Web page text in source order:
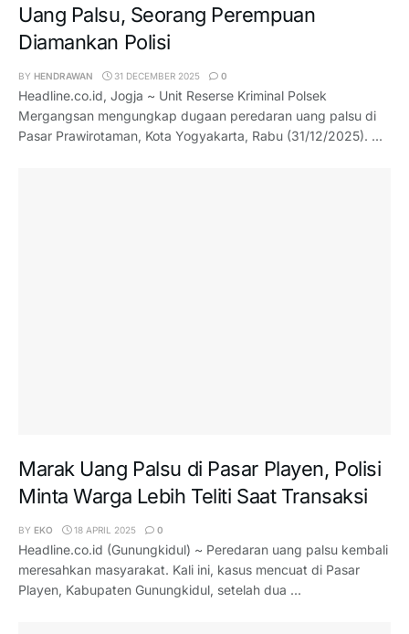
Uang Palsu, Seorang Perempuan
Diamankan Polisi
BY HENDRAWAN 31 DECEMBER 2025 0
Headline.co.id, Jogja ~ Unit Reserse Kriminal Polsek
Mergangsan mengungkap dugaan peredaran uang palsu di
Pasar Prawirotaman, Kota Yogyakarta, Rabu (31/12/2025). ...
Marak Uang Palsu di Pasar Playen, Polisi
Minta Warga Lebih Teliti Saat Transaksi
BY EKO 18 APRIL 2025 0
Headline.co.id (Gunungkidul) ~ Peredaran uang palsu kembali
meresahkan masyarakat. Kali ini, kasus mencuat di Pasar
Playen, Kabupaten Gunungkidul, setelah dua ...